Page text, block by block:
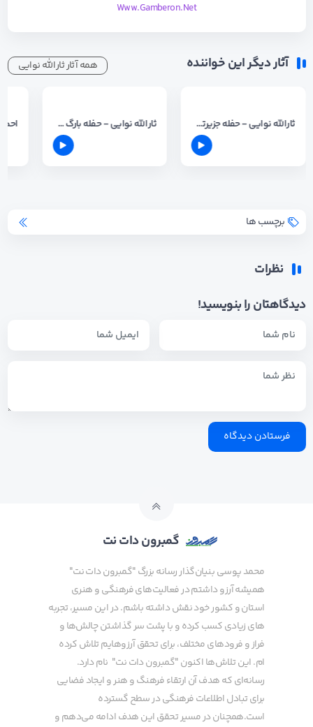
Www.Gamberon.Net
آثار دیگر این خواننده همه آثار ثارالله نوایی
ثارالله نوایی - حفله جزیرتی 2024 ثارالله نوایی - حفله بارگ و بلندن
برچسب ها
نظرات
دیدگاهتان را بنویسید!
گمبرون دات نت
محمد پوسی بنیان‌گذار رسانه بزرگ "گمبرون دات نت"
همیشه آرزو داشتم در فعالیت‌های فرهنگی و هنری
استان و کشور خود نقش داشته باشم. در این مسیر، تجربه
های زیادی کسب کرده و با پشت سر گذاشتن چالش‌ها و
فراز و فرودهای مختلف، برای تحقق آرزوهایم تلاش کرده
ام. این تلاش‌ها اکنون "گمبرون دات نت" نام دارد.
رسانه‌ای که هدف آن ارتقاء فرهنگ و هنر و ایجاد فضایی
برای تبادل اطلاعات فرهنگی در سطح گسترده
است.همچنان در مسیر تحقق این هدف ادامه می‌دهم و